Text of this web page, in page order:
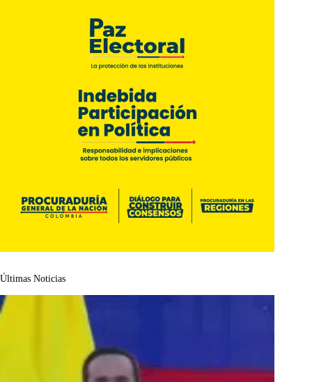
Últimas Noticias